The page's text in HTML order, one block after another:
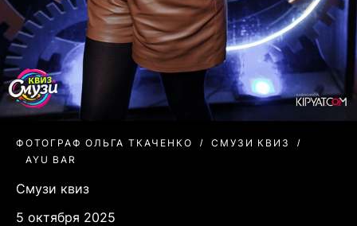
ФОТОГРАФ ОЛЬГА ТКАЧЕНКО
СМУЗИ КВИЗ
AYU BAR
Смузи квиз
5 октября 2025